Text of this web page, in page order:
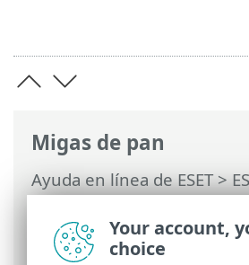
Migas de pan
Ayuda en línea de ESET>
Antivirus>Preguntas
resolver la desactivación
desde ESET HOME
Your account,
choice